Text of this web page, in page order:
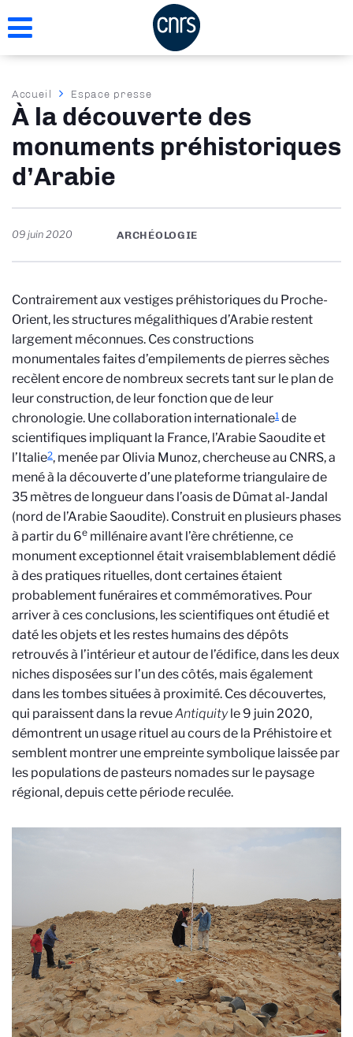
au
Fil
d'Ariane
Accueil Espace presse
À la découverte des
monuments préhistoriques
d’Arabie
09 juin 2020 ARCHÉOLOGIE
Contrairement aux vestiges préhistoriques du Proche-
Orient, les structures mégalithiques d’Arabie restent
largement méconnues. Ces constructions
monumentales faites d’empilements de pierres sèches
recèlent encore de nombreux secrets tant sur le plan de
leur construction, de leur fonction que de leur
chronologie. Une collaboration internationale1 de
scientifiques impliquant la France, l’Arabie Saoudite et
l’Italie2, menée par Olivia Munoz, chercheuse au CNRS, a
mené à la découverte d’une plateforme triangulaire de
35 mètres de longueur dans l’oasis de Dûmat al-Jandal
(nord de l’Arabie Saoudite). Construit en plusieurs phases
à partir du 6e millénaire avant l’ère chrétienne, ce
monument exceptionnel était vraisemblablement dédié
à des pratiques rituelles, dont certaines étaient
probablement funéraires et commémoratives. Pour
arriver à ces conclusions, les scientifiques ont étudié et
daté les objets et les restes humains des dépôts
retrouvés à l’intérieur et autour de l’édifice, dans les deux
niches disposées sur l’un des côtés, mais également
dans les tombes situées à proximité. Ces découvertes,
qui paraissent dans la revueAntiquityle 9 juin 2020,
démontrent un usage rituel au cours de la Préhistoire et
semblent montrer une empreinte symbolique laissée par
les populations de pasteurs nomades sur le paysage
régional, depuis cette période reculée.